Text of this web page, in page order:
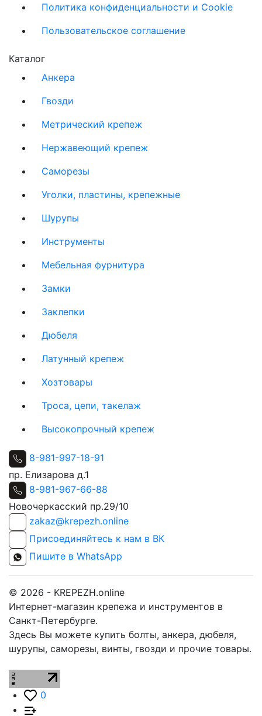
Политика конфиденциальности и Cookie
Пользовательское соглашение
Каталог
Анкера
Гвозди
Метрический крепеж
Нержавеющий крепеж
Саморезы
Уголки, пластины, крепежные
Шурупы
Инструменты
Мебельная фурнитура
Замки
Заклепки
Дюбеля
Латунный крепеж
Хозтовары
Троса, цепи, такелаж
Высокопрочный крепеж
8-981-997-18-91
пр. Елизарова д.1
8-981-967-66-88
Новочеркасский пр.29/10
zakaz@krepezh.online
Присоединяйтесь к нам в ВК
Пишите в WhatsApp
© 2026 - KREPEZH.online
Интернет-магазин крепежа и инструментов в
Санкт-Петербурге.
Здесь Вы можете купить болты, анкера, дюбеля,
шурупы, саморезы, винты, гвозди и прочие товары.
0